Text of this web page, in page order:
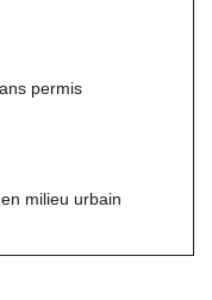
permis
milieu urbain